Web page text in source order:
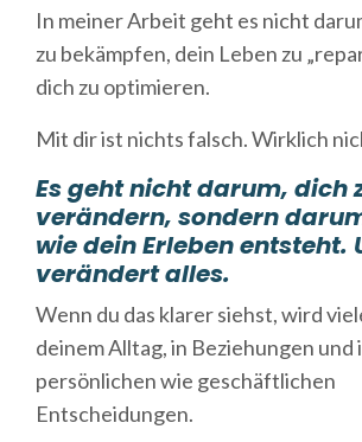
In meiner Arbeit geht es nicht
zu bekämpfen, dein Leben zu
dich zu optimieren.
Mit dir ist nichts falsch. Wirklich
Es geht nicht darum, dich
verändern, sondern
wie dein Erleben entsteht.
verändert alles.
Wenn du das klarer siehst, wird
deinem Alltag, in Beziehungen und
persönlichen wie geschäftlichen
Entscheidungen.